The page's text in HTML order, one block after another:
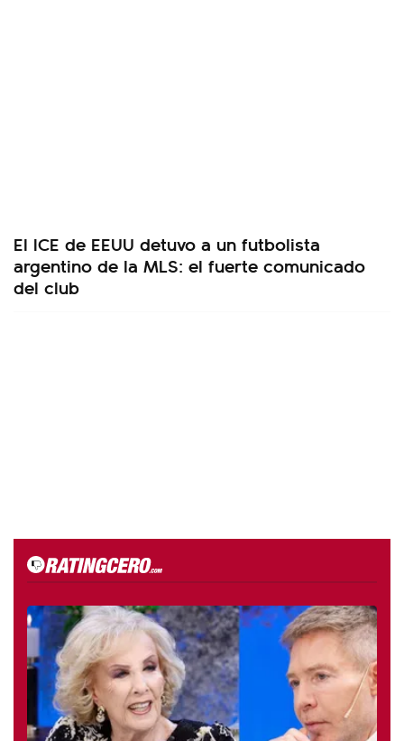
El ICE de EEUU detuvo a un futbolista
argentino de la MLS: el fuerte comunicado
del club